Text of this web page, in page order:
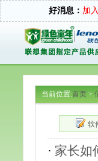
好消息： 加
当前位置:首页>
软
· 家长如